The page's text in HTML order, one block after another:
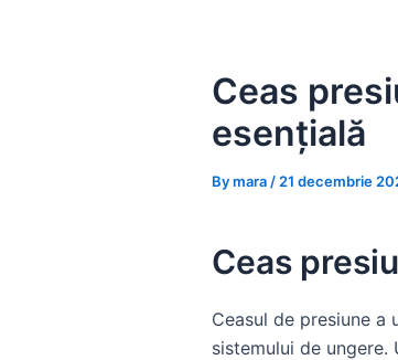
Ceas
esențială
Bymara / 21 decembrie
Ceas
Ceasul de presiune
sistemului de